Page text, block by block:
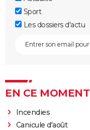
Sport
Les dossiers d'actu
EN CE MOMENT
Incendies
Canicule d'août